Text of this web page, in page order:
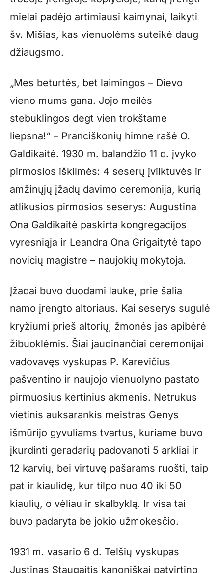
mielai padėjo artimiausi kaimynai, laikyti
šv. Mišias, kas vienuolėms suteikė daug
džiaugsmo.
„Mes beturtės, bet laimingos – Dievo
vieno mums gana. Jojo meilės
stebuklingos degt vien trokštame
liepsna!“ – Pranciškonių himne rašė O.
Galdikaitė. 1930 m. balandžio 11 d. įvyko
pirmosios iškilmės: 4 seserų įvilktuvės ir
amžinųjų įžadų davimo ceremonija, kurią
atlikusios pirmosios seserys: Augustina
Ona Galdikaitė paskirta kongregacijos
vyresniąja ir Leandra Ona Grigaitytė tapo
novicių magistre – naujokių mokytoja.
Įžadai buvo duodami lauke, prie šalia
namo įrengto altoriaus. Kai seserys sugulė
kryžiumi prieš altorių, žmonės jas apibėrė
žibuoklėmis. Šiai jaudinančiai ceremonijai
vadovavęs vyskupas P. Karevičius
pašventino ir naujojo vienuolyno pastato
pirmuosius kertinius akmenis. Netrukus
vietinis auksarankis meistras Genys
išmūrijo gyvuliams tvartus, kuriame buvo
įkurdinti geradarių padovanoti 5 arkliai ir
12 karvių, bei virtuvę pašarams ruošti, taip
pat ir kiaulidę, kur tilpo nuo 40 iki 50
kiaulių, o vėliau ir skalbyklą. Ir visa tai
buvo padaryta be jokio užmokesčio.
1931 m. vasario 6 d. Telšių vyskupas
Justinas Staugaitis kanoniškai patvirtino